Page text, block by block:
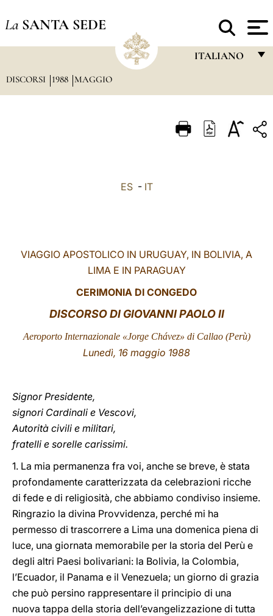
La SANTA SEDE
ITALIANO
ITALIANO
LATINE
DISCORSI 1988 MAGGIO
ES- IT
VIAGGIO APOSTOLICO IN URUGUAY, IN BOLIVIA, A
LIMA E IN PARAGUAY
CERIMONIA DI CONGEDO
DISCORSODI GIOVANNI PAOLO II
Aeroporto Internazionale «Jorge Chávez» di Callao (Perù)
Lunedì, 16 maggio 1988
Signor Presidente,
signori Cardinali e Vescovi,
Autorità civili e militari,
fratelli e sorelle carissimi.
1. La mia permanenza fra voi, anche se breve, è stata
profondamente caratterizzata da celebrazioni ricche
di fede e di religiosità, che abbiamo condiviso insieme.
Ringrazio la divina Provvidenza, perché mi ha
permesso di trascorrere a Lima una domenica piena di
luce, una giornata memorabile per la storia del Perù e
degli altri Paesi bolivariani: la Bolivia, la Colombia,
l’Ecuador, il Panama e il Venezuela; un giorno di grazia
che può persino rappresentare il principio di una
nuova tappa della storia dell’evangelizzazione di tutta